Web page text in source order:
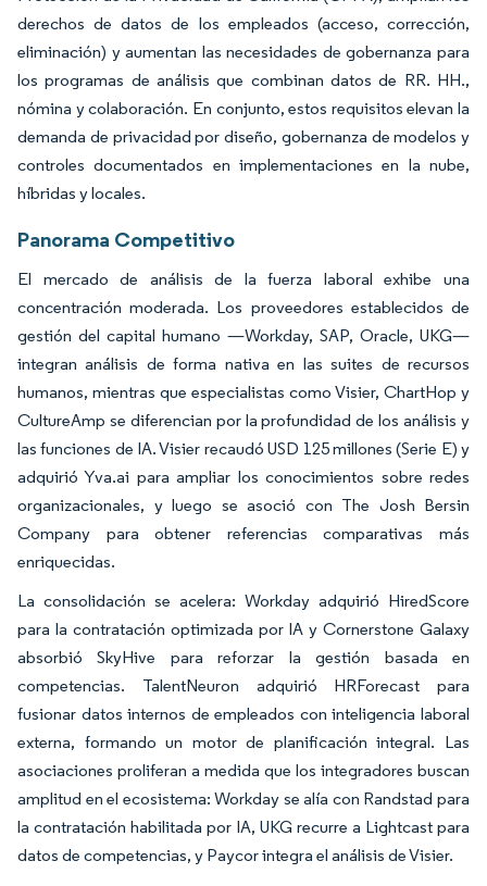
derechos de datos de los empleados (acceso, corrección,
eliminación) y aumentan las necesidades de gobernanza para
los programas de análisis que combinan datos de RR. HH.,
nómina y colaboración. En conjunto, estos requisitos elevan la
demanda de privacidad por diseño, gobernanza de modelos y
controles documentados en implementaciones en la nube,
híbridas y locales.
Panorama Competitivo
El mercado de análisis de la fuerza laboral exhibe una
concentración moderada. Los proveedores establecidos de
gestión del capital humano —Workday, SAP, Oracle, UKG—
integran análisis de forma nativa en las suites de recursos
humanos, mientras que especialistas como Visier, ChartHop y
CultureAmp se diferencian por la profundidad de los análisis y
las funciones de IA. Visier recaudó USD 125 millones (Serie E) y
adquirió Yva.ai para ampliar los conocimientos sobre redes
organizacionales, y luego se asoció con The Josh Bersin
Company para obtener referencias comparativas más
enriquecidas.
La consolidación se acelera: Workday adquirió HiredScore
para la contratación optimizada por IA y Cornerstone Galaxy
absorbió SkyHive para reforzar la gestión basada en
competencias. TalentNeuron adquirió HRForecast para
fusionar datos internos de empleados con inteligencia laboral
externa, formando un motor de planificación integral. Las
asociaciones proliferan a medida que los integradores buscan
amplitud en el ecosistema: Workday se alía con Randstad para
la contratación habilitada por IA, UKG recurre a Lightcast para
datos de competencias, y Paycor integra el análisis de Visier.